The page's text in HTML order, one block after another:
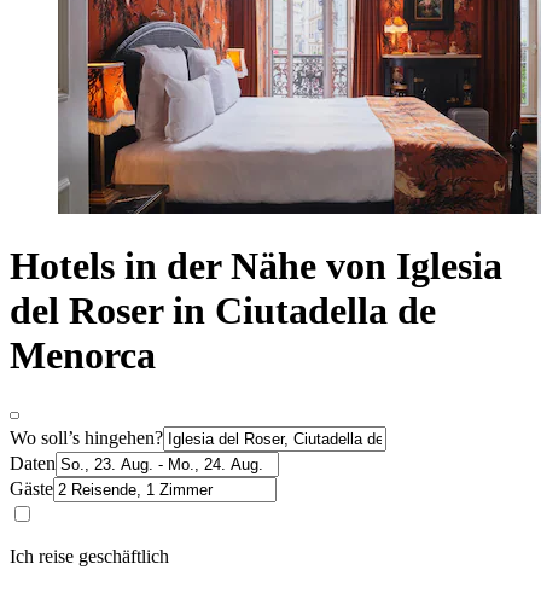
Hotels in der Nähe von Iglesia
del Roser in Ciutadella de
Menorca
Wo soll’s hingehen?
Daten
Gäste
Ich reise geschäftlich